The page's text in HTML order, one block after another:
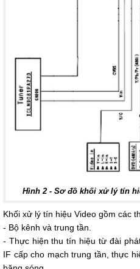
Hình 2 - Sơ đồ khối xử lý tín
Khối xử lý tín hiệu Video gồm các
- Bộ kênh và trung tần.
- Thực hiện thu tín hiệu từ đài
IF cấp cho mạch trung tần, thực